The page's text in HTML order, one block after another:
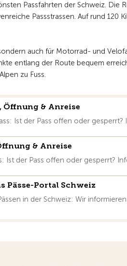
Passfahrten der Schweiz. Die
Passstrassen. Auf rund
auch für Motorrad- und
entlang der Route bequem
zu Fuss.
Öffnung & Anreise
Ist der Pass offen oder
& Anreise
Ist der Pass offen oder gesperrt?
Pässe-Portal Schweiz
in der Schweiz: Wir